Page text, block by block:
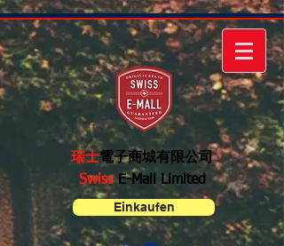
瑞士電子商城有限公司
SwissE-Mall Limited
Einkaufen